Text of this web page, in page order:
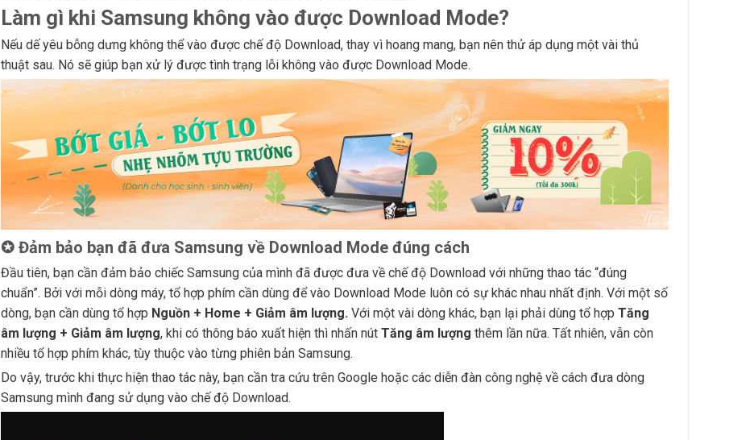
Làm gì khi Samsung không vào được Download Mode?
Nếu dế yêu bỗng dưng không thể vào được chế độ Download, thay vì hoang mang, bạn nên thử áp dụng một vài thủ
thuật sau. Nó sẽ giúp bạn xử lý được tình trạng lỗi không vào được Download Mode.
✪ Đảm bảo bạn đã đưa Samsung về Download Mode đúng cách
Đầu tiên, bạn cần đảm bảo chiếc Samsung của mình đã được đưa về chế độ Download với những thao tác “đúng
chuẩn”. Bởi với mỗi dòng máy, tổ hợp phím cần dùng để vào Download Mode luôn có sự khác nhau nhất định. Với một số
dòng, bạn cần dùng tổ hợp Nguồn + Home + Giảm âm lượng. Với một vài dòng khác, bạn lại phải dùng tổ hợp Tăng
âm lượng + Giảm âm lượng, khi có thông báo xuất hiện thì nhấn nút Tăng âm lượng thêm lần nữa. Tất nhiên, vẫn còn
nhiều tổ hợp phím khác, tùy thuộc vào từng phiên bản Samsung.
Do vậy, trước khi thực hiện thao tác này, bạn cần tra cứu trên Google hoặc các diễn đàn công nghệ về cách đưa dòng
Samsung mình đang sử dụng vào chế độ Download.